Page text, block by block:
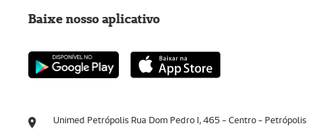
Unimed Petrópolis Rua Dom Pedro I, 465 - Centro - Petrópolis
Baixe nosso aplicativo